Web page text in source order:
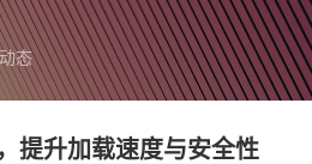
态
提升加载速度与安全性